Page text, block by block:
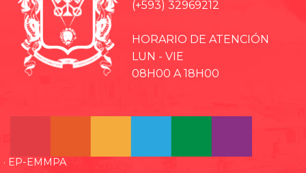
(+593) 32969212
HORARIO DE ATENCIÓN
LUN - VIE
08H00 A 18H00
· EP-EMMPA